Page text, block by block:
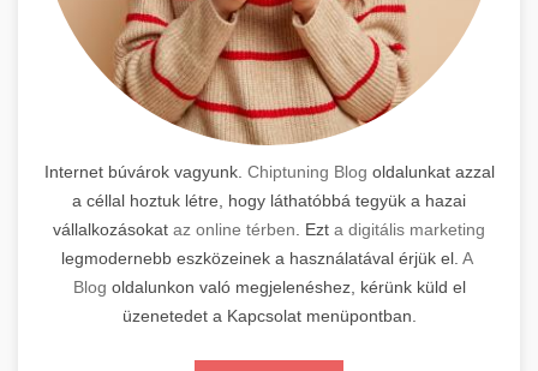
Internet búvárok vagyunk. Chiptuning Blog oldalunkat azzal
a céllal hoztuk létre, hogy láthatóbbá tegyük a hazai
vállalkozásokat az online térben . Ezt a digitális marketing
legmodernebb eszközeinek a használatával érjük el. A
Blog oldalunkon való megjelenéshez, kérünk küld el
üzenetedet a Kapcsolat menüpontban.